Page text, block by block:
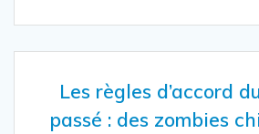
Les règles d’accord
passé : des zombies